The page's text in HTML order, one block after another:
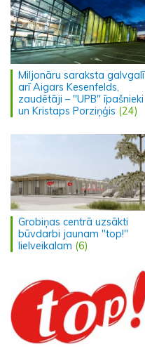
Miljonāru saraksta galvgalī
arī Aigars Kesenfelds,
zaudētāji – "UPB" īpašnieki
un Kristaps Porziņģis (24)
Grobiņas centrā uzsākti
būvdarbi jaunam "top!"
lielveikalam (6)